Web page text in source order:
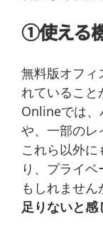
①使える
無料版オフィ
れているこ
Onlineでは、
や、一部のレ
これら以外
り、プライ
もしれません
足りないと